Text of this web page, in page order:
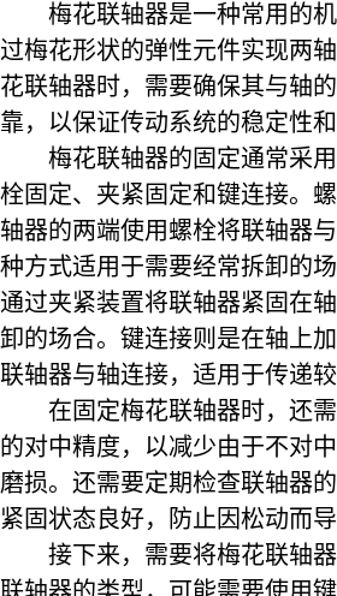
梅花联轴器是一种常用的
过梅花形状的弹性元件实现两
花联轴器时，需要确保其与轴
靠，以保证传动系统的稳定性和
梅花联轴器的固定通常采
栓固定、夹紧固定和键连接。
轴器的两端使用螺栓将联轴器
种方式适用于需要经常拆卸的
通过夹紧装置将联轴器紧固在
卸的场合。键连接则是在轴上
联轴器与轴连接，适用于传递较
在固定梅花联轴器时，还
的对中精度，以减少由于不对
磨损。还需要定期检查联轴器
紧固状态良好，防止因松动而
接下来，需要将梅花联轴